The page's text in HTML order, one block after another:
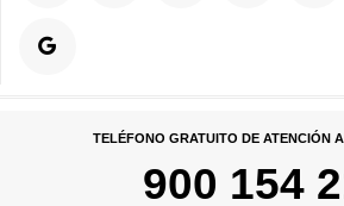
TELÉFONO GRATUITO DE ATENCIÓN
900 154